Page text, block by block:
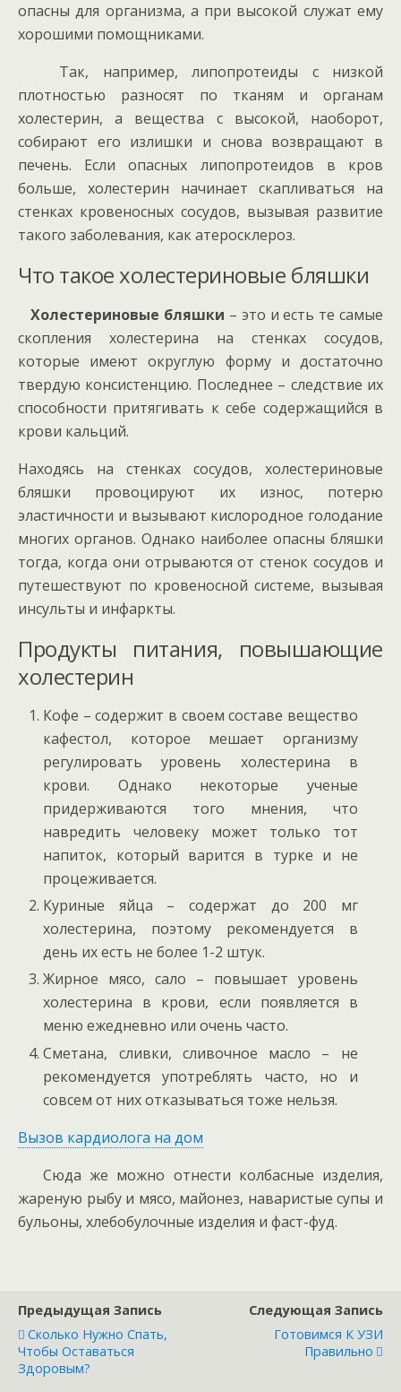
опасны для организма, а при высокой служат ему
хорошими помощниками.
Так, например, липопротеиды с низкой
плотностью разносят по тканям и органам
холестерин, а вещества с высокой, наоборот,
собирают его излишки и снова возвращают в
печень. Если опасных липопротеидов в кров
больше, холестерин начинает скапливаться на
стенках кровеносных сосудов, вызывая развитие
такого заболевания, как атеросклероз.
Что такое холестериновые бляшки
Холестериновые бляшки – это и есть те самые
скопления холестерина на стенках сосудов,
которые имеют округлую форму и достаточно
твердую консистенцию. Последнее – следствие их
способности притягивать к себе содержащийся в
крови кальций.
Находясь на стенках сосудов, холестериновые
бляшки провоцируют их износ, потерю
эластичности и вызывают кислородное голодание
многих органов. Однако наиболее опасны бляшки
тогда, когда они отрываются от стенок сосудов и
путешествуют по кровеносной системе, вызывая
инсульты и инфаркты.
Продукты питания, повышающие
холестерин
Кофе – содержит в своем составе вещество
кафестол, которое мешает организму
регулировать уровень холестерина в
крови. Однако некоторые ученые
придерживаются того мнения, что
навредить человеку может только тот
напиток, который варится в турке и не
процеживается.
Куриные яйца – содержат до 200 мг
холестерина, поэтому рекомендуется в
день их есть не более 1-2 штук.
Жирное мясо, сало – повышает уровень
холестерина в крови, если появляется в
меню ежедневно или очень часто.
Сметана, сливки, сливочное масло – не
рекомендуется употреблять часто, но и
совсем от них отказываться тоже нельзя.
Вызов кардиолога на дом
Сюда же можно отнести колбасные изделия,
жареную рыбу и мясо, майонез, наваристые супы и
бульоны, хлебобулочные изделия и фаст-фуд.
Предыдущая Запись
Сколько Нужно Спать,
Чтобы Оставаться
Здоровым?
Следующая Запись
Готовимся К УЗИ
Правильно